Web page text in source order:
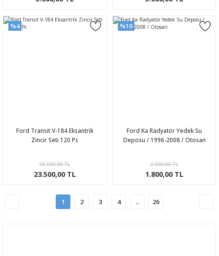
%4
Ford Transit V-184 Eksantrik
Zincir Seti 120 Ps
24.500,00 TL
23.500,00 TL
%10
Ford Ka Radyatör Yedek Su
Deposu / 1996-2008 / Otosan
2.000,00 TL
1.800,00 TL
1 2 3 4 .. 26